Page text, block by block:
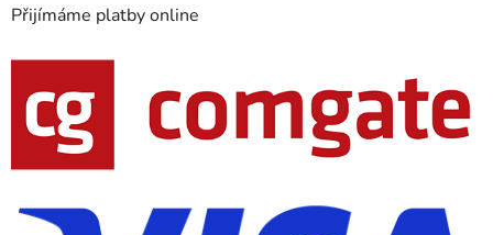
Přijímáme platby online